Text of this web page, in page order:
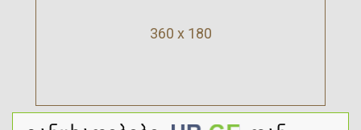
360 x 180